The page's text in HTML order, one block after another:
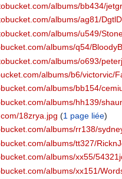
albums/bb434/
albums/ag81/
albums/u549/
albums/q54/
albums/o693/
albums/b6/victorvic/
albums/bb154/
albums/hh139/
18zrya.jpg ‏‎ (1 page liée)
albums/rr138/
albums/tt327/
albums/xx55/
albums/xx151/